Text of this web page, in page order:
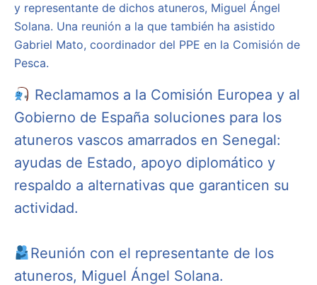
y representante de dichos atuneros, Miguel Ángel
Solana. Una reunión a la que también ha asistido
Gabriel Mato, coordinador del PPE en la Comisión de
Pesca.
Reclamamos a la Comisión Europea y al
Gobierno de España soluciones para los
atuneros vascos amarrados en Senegal:
ayudas de Estado, apoyo diplomático y
respaldo a alternativas que garanticen su
actividad.
Reunión con el representante de los
atuneros, Miguel Ángel Solana.